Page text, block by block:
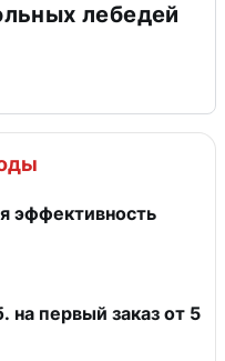
лебедей
эффективность
на первый заказ от 5